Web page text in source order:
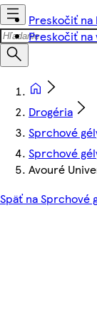
Preskočiť na
Preskočiť na
Drogéria
Sprchové
Sprchové
Avouré
Späť na Sprchové